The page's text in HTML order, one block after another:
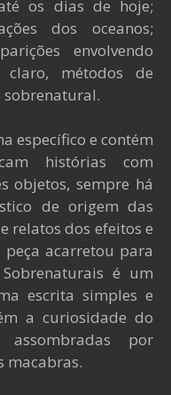
os dias de hoje;
dos oceanos;
envolvendo
métodos de
sobrenatural.
específico e contém
histórias com
objetos, sempre há
de origem das
relatos dos efeitos e
acarretou para
é um
escrita simples e
a curiosidade do
por
macabras.